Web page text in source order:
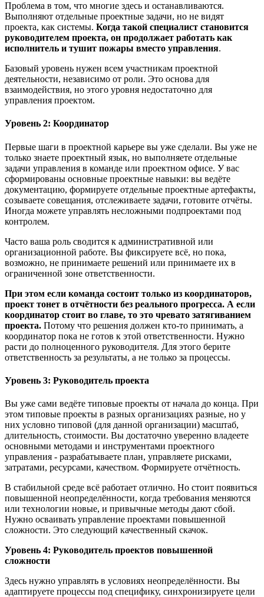
Проблема в том, что многие здесь и останавливаются.
Выполняют отдельные проектные задачи, но не видят
проекта, как системы. Когда такой специалист становится
руководителем проекта, он продолжает работать как
исполнитель и тушит пожары вместо управления.
Базовый уровень нужен всем участникам проектной
деятельности, независимо от роли. Это основа для
взаимодействия, но этого уровня недостаточно для
управления проектом.
Уровень 2: Координатор
Первые шаги в проектной карьере вы уже сделали. Вы уже не
только знаете проектный язык, но выполняете отдельные
задачи управления в команде или проектном офисе. У вас
сформированы основные проектные навыки: вы ведёте
документацию, формируете отдельные проектные артефакты,
созываете совещания, отслеживаете задачи, готовите отчёты.
Иногда можете управлять несложными подпроектами под
контролем.
Часто ваша роль сводится к административной или
организационной работе. Вы фиксируете всё, но пока,
возможно, не принимаете решений или принимаете их в
ограниченной зоне ответственности.
При этом если команда состоит только из координаторов,
проект тонет в отчётности без реального прогресса. А если
координатор стоит во главе, то это чревато затягиванием
проекта. Потому что решения должен кто-то принимать, а
координатор пока не готов к этой ответственности. Нужно
расти до полноценного руководителя. Для этого берите
ответственность за результаты, а не только за процессы.
Уровень 3: Руководитель проекта
Вы уже сами ведёте типовые проекты от начала до конца. При
этом типовые проекты в разных организациях разные, но у
них условно типовой (для данной организации) масштаб,
длительность, стоимости. Вы достаточно уверенно владеете
основными методами и инструментами проектного
управления - разрабатываете план, управляете рисками,
затратами, ресурсами, качеством. Формируете отчётность.
В стабильной среде всё работает отлично. Но стоит появиться
повышенной неопределённости, когда требования меняются
или технологии новые, и привычные методы дают сбой.
Нужно осваивать управление проектами повышенной
сложности. Это следующий качественный скачок.
Уровень 4: Руководитель проектов повышенной
сложности
Здесь нужно управлять в условиях неопределённости. Вы
адаптируете процессы под специфику, синхронизируете цели